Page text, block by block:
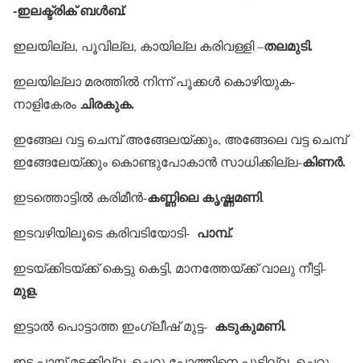
-ഇലക്ട്രിക് ബള്‍ബ്.
ഇലയില്ല, പൂവില്ല, കായില്ല കരിവള്ളി –തലമുടി.
ഇലയില്ലാ മരത്തില്‍ നിന്ന് പൂക്കള്‍ കൊഴിയുക-
നാളികേരം ചിരകുക.
ഇങ്ങേല വട്ട ചെമ്പ് അങ്ങേലയ്ക്കും, അങ്ങേലെ വട്ട ചെമ്പ്
ഇങ്ങേലേയ്ക്കും കൊണ്ടുപോകാന്‍ സാധിക്കില്ല-കിണര്‍.
ഇടത്തൊട്ടില്‍ കരിമീന്‍-കണ്ണിലെ കൃഷ്ണമണി.
ഇടവഴിയിലൂടെ കരിവടിയോടി- പാമ്പ്.
ഇടയ്ക്കിടയ്ക്ക് കെട്ടു കെട്ടി, മാനത്തേയ്ക്ക് വാലു നീട്ടി-
മുള.
ഇട്ടാല്‍ പൊട്ടാത്ത ഇംഗ്ലീഷ് മുട്ട- കടുകുമണി.